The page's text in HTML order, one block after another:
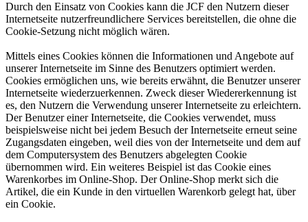
Durch den Einsatz von Cookies kann die JCF den Nutzern dieser
Internetseite nutzerfreundlichere Services bereitstellen, die ohne die
Cookie-Setzung nicht möglich wären.
Mittels eines Cookies können die Informationen und Angebote auf
unserer Internetseite im Sinne des Benutzers optimiert werden.
Cookies ermöglichen uns, wie bereits erwähnt, die Benutzer unserer
Internetseite wiederzuerkennen. Zweck dieser Wiedererkennung ist
es, den Nutzern die Verwendung unserer Internetseite zu erleichtern.
Der Benutzer einer Internetseite, die Cookies verwendet, muss
beispielsweise nicht bei jedem Besuch der Internetseite erneut seine
Zugangsdaten eingeben, weil dies von der Internetseite und dem auf
dem Computersystem des Benutzers abgelegten Cookie
übernommen wird. Ein weiteres Beispiel ist das Cookie eines
Warenkorbes im Online-Shop. Der Online-Shop merkt sich die
Artikel, die ein Kunde in den virtuellen Warenkorb gelegt hat, über
ein Cookie.